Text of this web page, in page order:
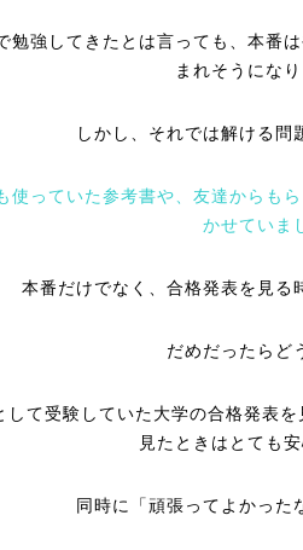
勉強してきたとは言っても、本番
まれそうになり
しかし、それでは解ける問
使っていた参考書や、友達からも
かせていま
本番だけでなく、合格発表を見る
だめだったらど
して受験していた大学の合格発表
見たときはとても安
同時に「頑張ってよかった